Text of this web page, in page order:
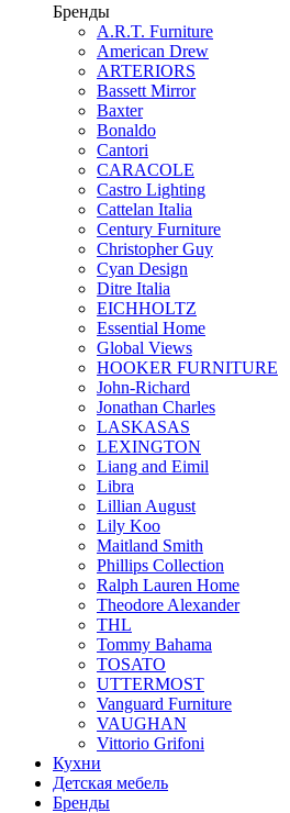
Бренды
A.R.T. Furniture
American Drew
ARTERIORS
Bassett Mirror
Baxter
Bonaldo
Cantori
CARACOLE
Castro Lighting
Cattelan Italia
Century Furniture
Christopher Guy
Cyan Design
Ditre Italia
EICHHOLTZ
Essential Home
Global Views
HOOKER FURNITURE
John-Richard
Jonathan Charles
LASKASAS
LEXINGTON
Liang and Eimil
Libra
Lillian August
Lily Koo
Maitland Smith
Phillips Collection
Ralph Lauren Home
Theodore Alexander
THL
Tommy Bahama
TOSATO
UTTERMOST
Vanguard Furniture
VAUGHAN
Vittorio Grifoni
Кухни
Детская мебель
Бренды